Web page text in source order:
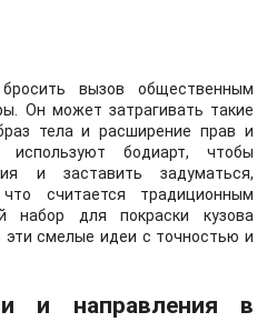
вызов общественным
Он может затрагивать такие
тела и расширение прав и
используют бодиарт, чтобы
и заставить задуматься,
считается традиционным
набор для покраски кузова
смелые идеи с точностью и
и направления в